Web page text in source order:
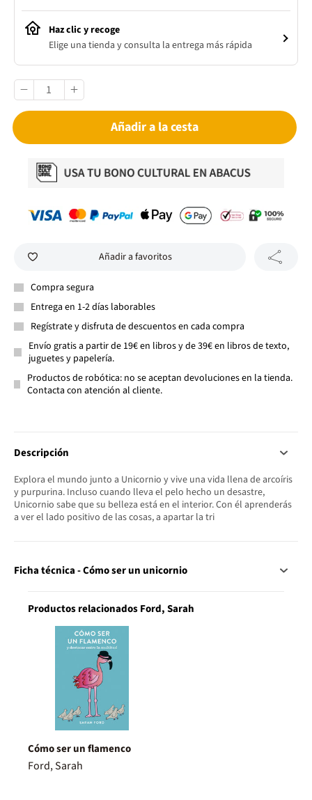
Haz clic y recoge
Elige una tienda y consulta la entrega más rápida
Añadir a la cesta
Añadir a favoritos
Compra segura
Entrega en 1-2 días laborables
Regístrate y disfruta de descuentos en cada compra
Envío gratis a partir de 19€ en libros y de 39€ en libros de texto,
juguetes y papelería.
Productos de robótica: no se aceptan devoluciones en la tienda.
Contacta con atención al cliente.
Descripción
Explora el mundo junto a Unicornio y vive una vida llena de arcoíris
y purpurina. Incluso cuando lleva el pelo hecho un desastre,
Unicornio sabe que su belleza está en el interior. Con él aprenderás
a ver el lado positivo de las cosas, a apartar la tri
Ficha técnica - Cómo ser un unicornio
Productos relacionados Ford, Sarah
Cómo ser un flamenco
Ford, Sarah